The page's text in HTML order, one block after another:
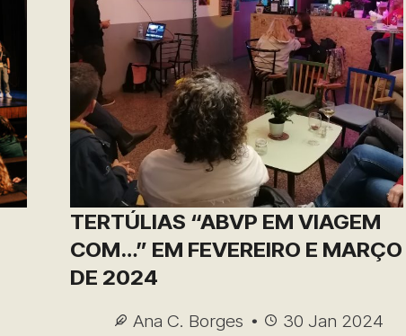
TERTÚLIAS “ABVP EM VIAGEM
COM…” EM FEVEREIRO E MARÇO
DE 2024
Ana C. Borges 30 Jan 2024